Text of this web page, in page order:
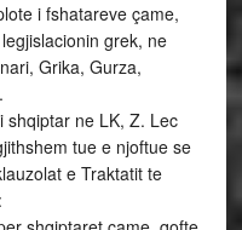
i fshatareve çame,
grek, ne
Grika, Gurza,
shqiptar ne LK, Z. Lec
tue e njoftue se
e Traktatit te